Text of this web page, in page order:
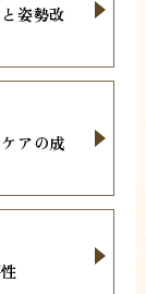
姿勢改
アの成